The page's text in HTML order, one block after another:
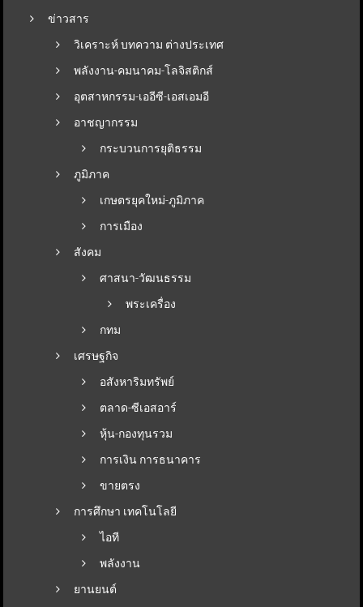
ข่าวสาร
วิเคราะห์ บทความ ต่างประเทศ
พลังงาน-คมนาคม-โลจิสติกส์
อุตสาหกรรม-เออีซี-เอสเอมอี
อาชญากรรม
กระบวนการยุติธรรม
ภูมิภาค
เกษตรยุคใหม่-ภูมิภาค
การเมือง
สังคม
ศาสนา-วัฒนธรรม
พระเครื่อง
กทม
เศรษฐกิจ
อสังหาริมทรัพย์
ตลาด-ซีเอสอาร์
หุ้น-กองทุนรวม
การเงิน การธนาคาร
ขายตรง
การศึกษา เทคโนโลยี
ไอที
พลังงาน
ยานยนต์